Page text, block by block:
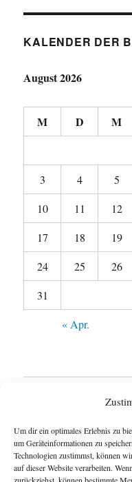
Um dir ein optimales Erlebnis zu
um Geräteinformationen zu
Technologien zustimmst, können
auf dieser Website verarbeiten.
KALENDER DER
August 2026
M D M
3
4 5
10
11 12
17
18 19
24
25 26
31
« Apr.
Wie funktioniert das
Impressum